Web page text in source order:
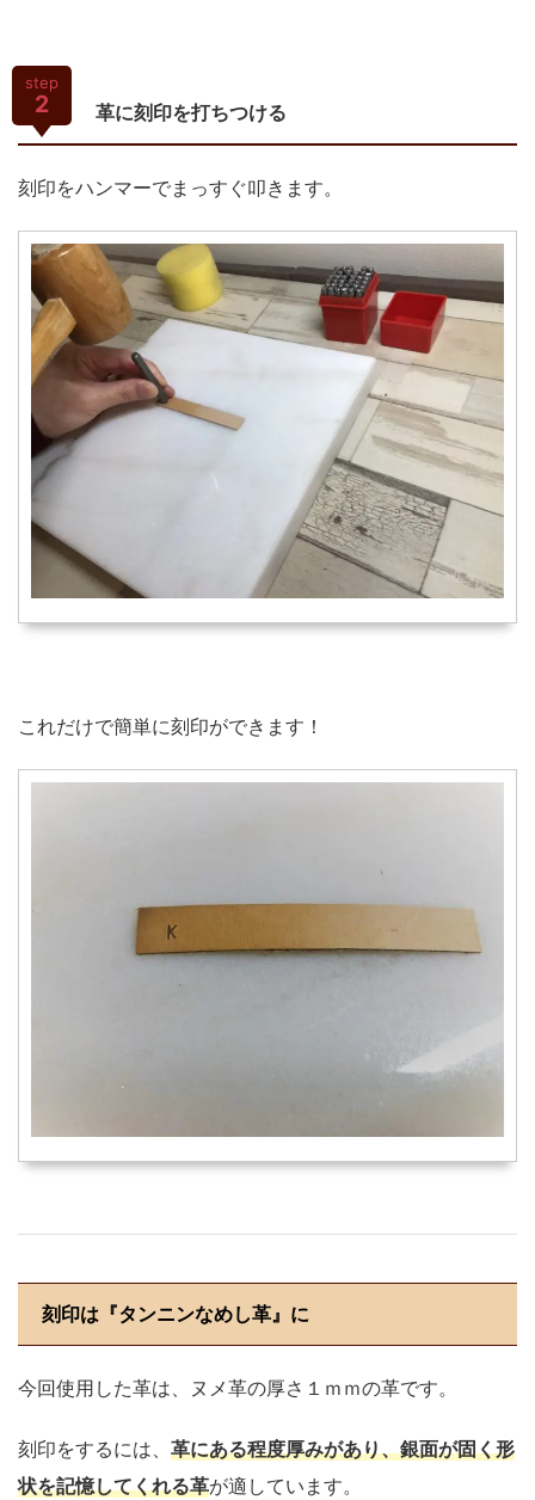
step
2 革に刻印を打ちつける
刻印をハンマーでまっすぐ叩きます。
これだけで簡単に刻印ができます！
刻印は『タンニンなめし革』に
今回使用した革は、ヌメ革の厚さ１ｍｍの革です。
刻印をするには、 革にある程度厚みがあり、銀面が固く形
状を記憶してくれる革が適しています。